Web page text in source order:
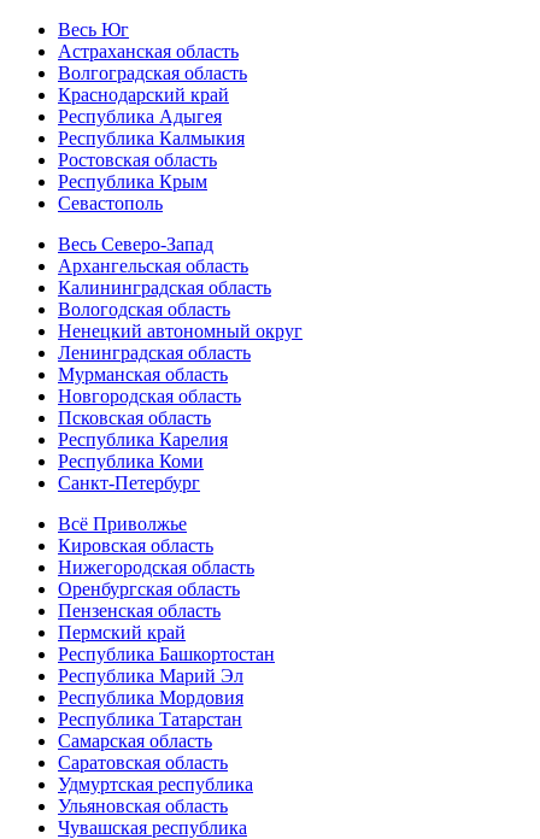
Весь Юг
Астраханская область
Волгоградская область
Краснодарский край
Республика Адыгея
Республика Калмыкия
Ростовская область
Республика Крым
Севастополь
Весь Северо-Запад
Архангельская область
Калининградская область
Вологодская область
Ненецкий автономный округ
Ленинградская область
Мурманская область
Новгородская область
Псковская область
Республика Карелия
Республика Коми
Санкт-Петербург
Всё Приволжье
Кировская область
Нижегородская область
Оренбургская область
Пензенская область
Пермский край
Республика Башкортостан
Республика Марий Эл
Республика Мордовия
Республика Татарстан
Самарская область
Саратовская область
Удмуртская республика
Ульяновская область
Чувашская республика